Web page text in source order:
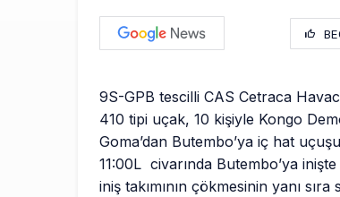
9S-GPB tescilli CAS Cetraca
410 tipi uçak, 10 kişiyle Kongo
Goma’dan Butembo’ya iç hat
11:00L civarında Butembo’ya
iniş takımının çökmesinin yanı